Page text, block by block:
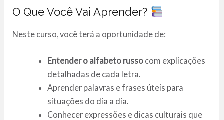
O Que Você Vai Aprender?
Neste curso, você terá a oportunidade de:
Entender o alfabeto russocom explicações
detalhadas de cada letra.
Aprender palavras e frases úteis para
situações do dia a dia.
Conhecer expressões e dicas culturais que